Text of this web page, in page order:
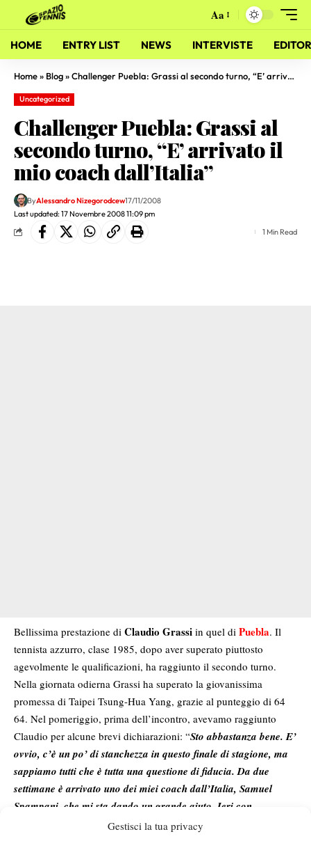
Gestisci la tua privacy
Aa
HOME ENTRY LIST NEWS INTERVISTE
Home» Blog»Challenger Puebla: Grassi al secondo turno, “E’ arrivato il mio coach dall’Italia”
Uncategorized
Challenger Puebla: Grassi al
secondo turno, “E’ arrivato il
mio coach dall’Italia”
Last updated: 17 Novembre 2008 11:09 pm
ByAlessandro Nizegorodcew17/11/2008
1 Min Read
Bellissima prestazione di Claudio Grassi in quel di Puebla. Il
tennista azzurro, clase 1985, dopo aver superato piuttosto
agevolmente le qualificazioni, ha raggiunto il secondo turno.
Nella giornata odierna Grassi ha superato la giovanissima
promessa di Taipei Tsung-Hua Yang, grazie al punteggio di 64
64. Nel pomeriggio, prima dell’incontro, avevamo raggiunto
Claudio per alcune brevi dichiarazioni: “Sto abbastanza bene. E’
ovvio, c’è un po’ di stanchezza in questo finale di stagione, ma
sappiamo tutti che è tutta una questione di fiducia. Da due
settimane è arrivato uno dei miei coach dall’Italia, Samuel
Spampani, che mi sta dando un grande aiuto. Ieri con
Obradovic è stata una partita molto tesa sul piano dei nervi; sul